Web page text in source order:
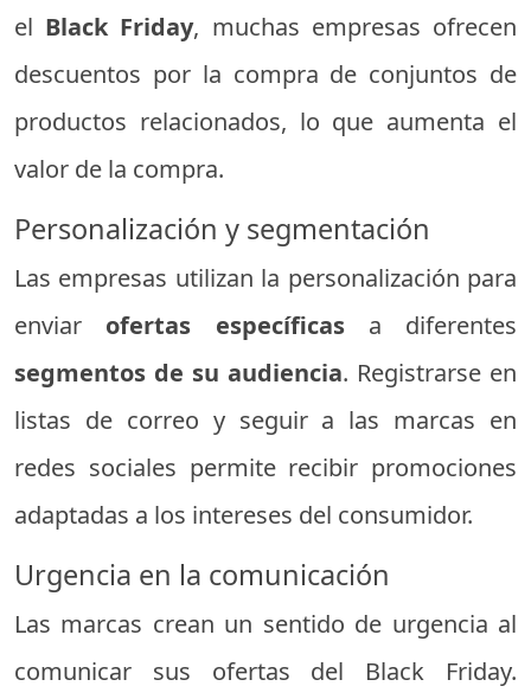
el Black Friday, muchas empresas ofrecen
descuentos por la compra de conjuntos de
productos relacionados, lo que aumenta el
valor de la compra.
Personalización y segmentación
Las empresas utilizan la personalización para
enviar ofertas específicasa diferentes
segmentos de su audiencia. Registrarse en
listas de correo y seguir a las marcas en
redes sociales permite recibir promociones
adaptadas a los intereses del consumidor.
Urgencia en la comunicación
Las marcas crean un sentido de urgencia al
comunicar sus ofertas del Black Friday.